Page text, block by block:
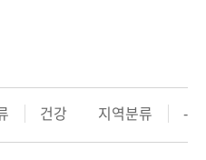
지역분류 -
건강